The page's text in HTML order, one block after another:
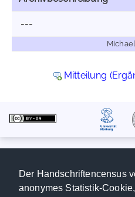
Der Handschriftencensus
anonymes Statistik-
---
Mitteilung